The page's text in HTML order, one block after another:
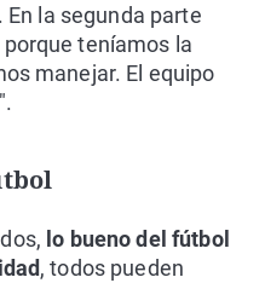
la segunda parte
teníamos la
manejar. El equipo
lo bueno del fútbol
, todos pueden